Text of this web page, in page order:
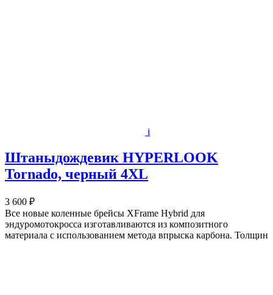
i
Штаныдождевик HYPERLOOK
Tornado, черный 4XL
3 600 ₽
Все новые коленные брейсы XFrame Hybrid для
эндуромотокросса изготавливаются из композитного
материала с использованием метода впрыска карбона. Толщин